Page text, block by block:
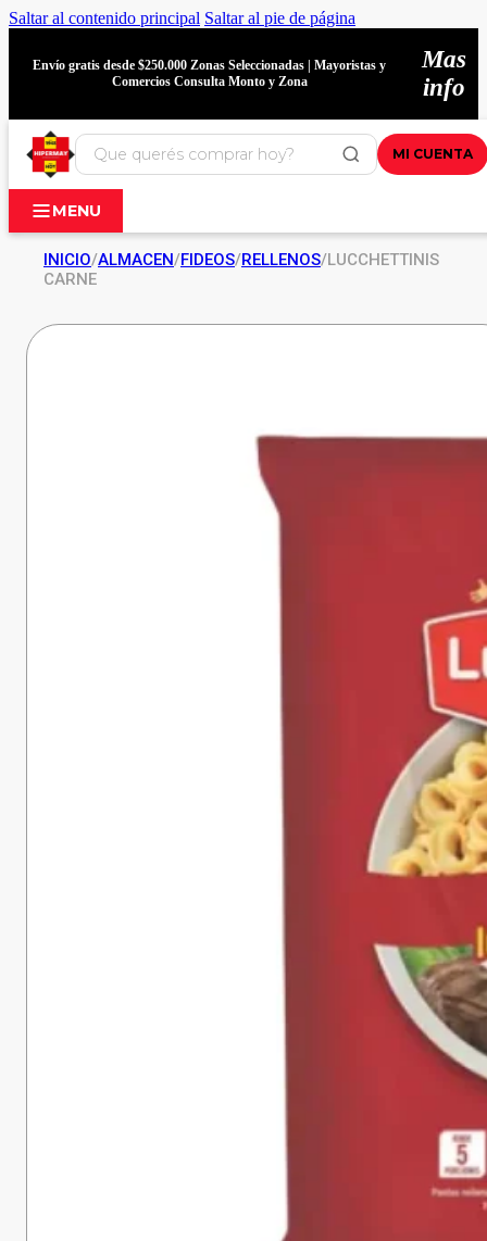
Saltar al contenido principal Saltar al pie de página
Envío gratis desde $250.000 Zonas Seleccionadas | Mayoristas y
Comercios Consulta Monto y Zona
Mas
info
MI CUENTA
MENU
INICIO/ALMACEN/FIDEOS/RELLENOS/LUCCHETTINIS
CARNE